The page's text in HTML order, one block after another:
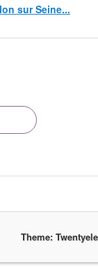
sur Seine...
Theme: